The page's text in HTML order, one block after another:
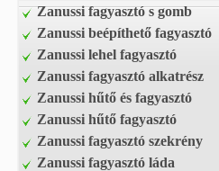
Zanussi fagyasztó s gomb
Zanussi beépíthető fagyasztó
Zanussi lehel fagyasztó
Zanussi fagyasztó alkatrész
Zanussi hűtő és fagyasztó
Zanussi hűtő fagyasztó
Zanussi fagyasztó szekrény
Zanussi fagyasztó láda